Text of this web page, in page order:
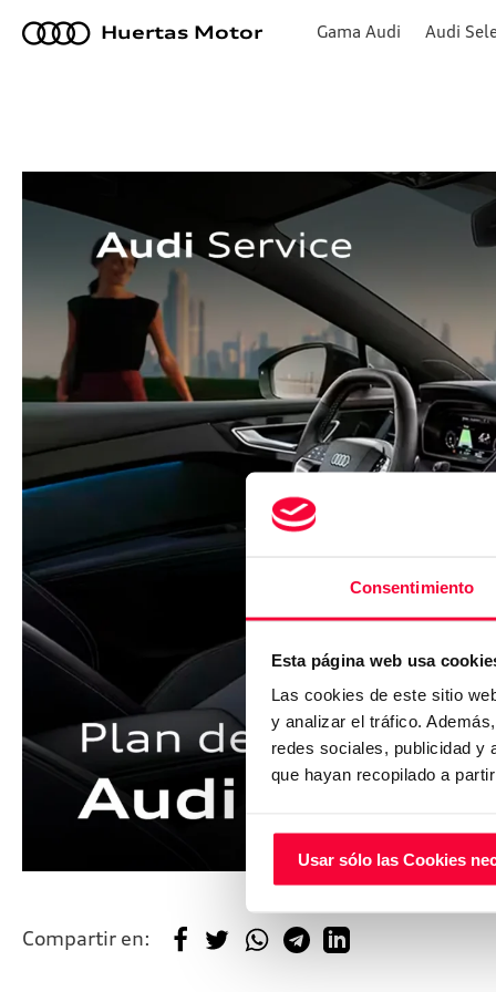
Consentimiento
Esta página web usa
Las cookies de este sitio
y analizar el tráfico.
redes sociales, publicidad y
que hayan recopilado a
Usar sólo las Cookies
a Huertas Motor Gama Audi Audi
Compartir en: